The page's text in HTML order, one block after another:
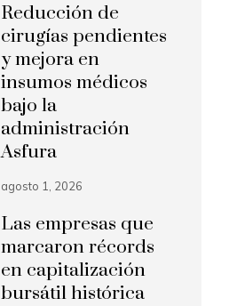
Reducción de
cirugías pendientes
y mejora en
insumos médicos
bajo la
administración
Asfura
agosto 1, 2026
Las empresas que
marcaron récords
en capitalización
bursátil histórica